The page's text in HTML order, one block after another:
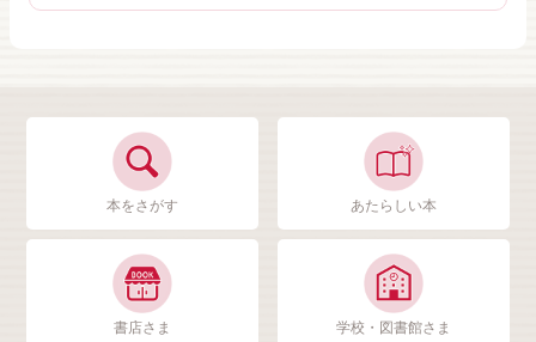
本をさがす あたらしい本
書店さま 学校・図書館さま